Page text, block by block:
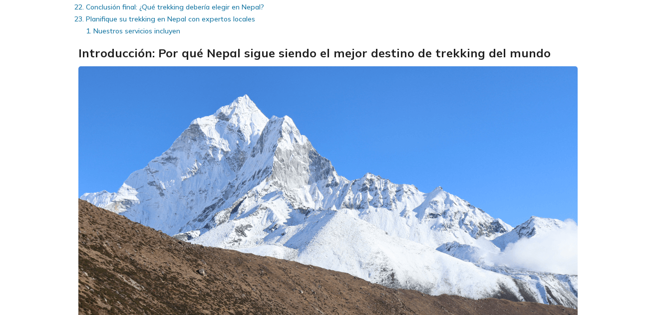
Conclusión final: ¿Qué trekking debería elegir en Nepal?
Planifique su trekking en Nepal con expertos locales
Nuestros servicios incluyen
Introducción: Por qué Nepal sigue siendo el mejor destino de trekking del mundo